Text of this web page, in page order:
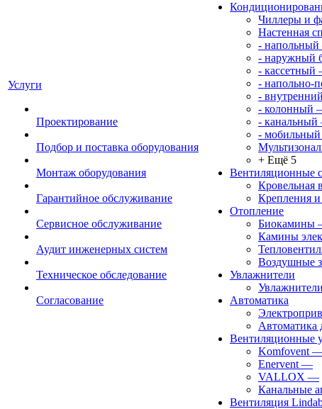
Услуги
Проектирование
Подбор и поставка оборудования
Монтаж оборудования
Гарантийное обслуживание
Сервисное обслуживание
Аудит инженерных систем
Техническое обследование
Согласование
Чиллеры и
Настенная
- напольный
- наружный
- кассетный
- напольно-
-
- колонный
- канальный
- мобильный
+ Ещё 5
Вентиляционные
Кровельная
Крепления
Отопление
Биокамины
Камины
Воздушные
Увлажнители
Автоматика
Автоматика
Вентиляционные
Komfovent
Enervent —
VALLOX —
Канальные
Вентиляция